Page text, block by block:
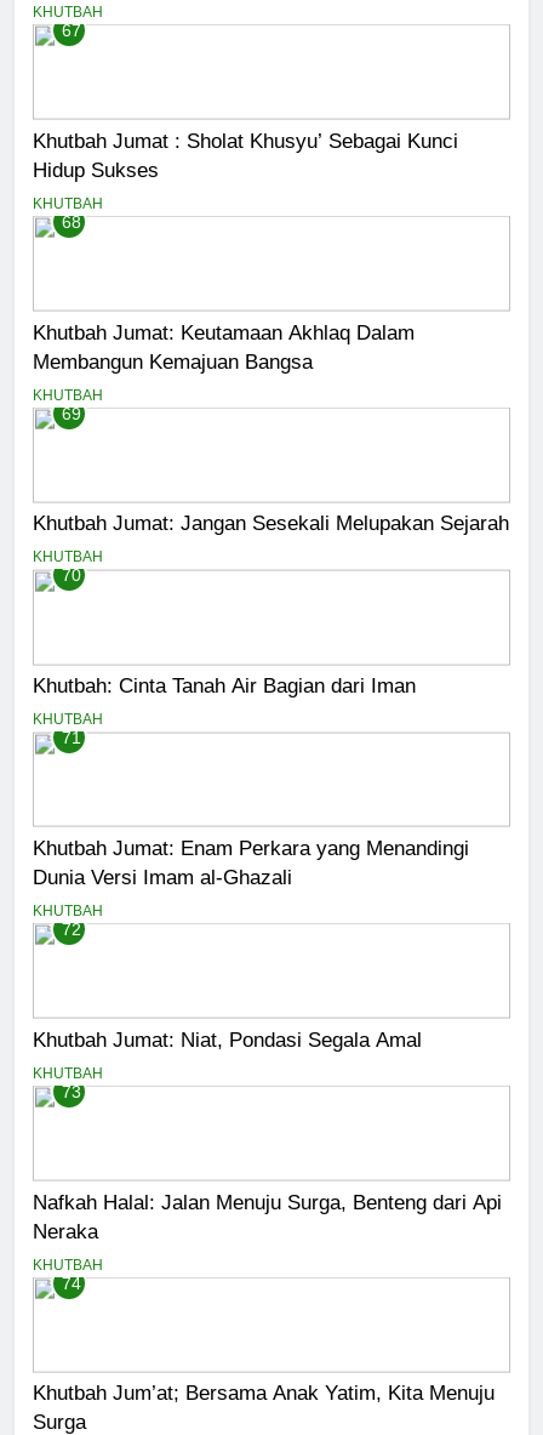
KHUTBAH
67
Khutbah Jumat : Sholat Khusyu’ Sebagai Kunci
Hidup Sukses
KHUTBAH
68
Khutbah Jumat: Keutamaan Akhlaq Dalam
Membangun Kemajuan Bangsa
KHUTBAH
69
Khutbah Jumat: Jangan Sesekali Melupakan Sejarah
KHUTBAH
70
Khutbah: Cinta Tanah Air Bagian dari Iman
KHUTBAH
71
Khutbah Jumat: Enam Perkara yang Menandingi
Dunia Versi Imam al-Ghazali
KHUTBAH
72
Khutbah Jumat: Niat, Pondasi Segala Amal
KHUTBAH
73
Nafkah Halal: Jalan Menuju Surga, Benteng dari Api
Neraka
KHUTBAH
74
Khutbah Jum’at; Bersama Anak Yatim, Kita Menuju
Surga